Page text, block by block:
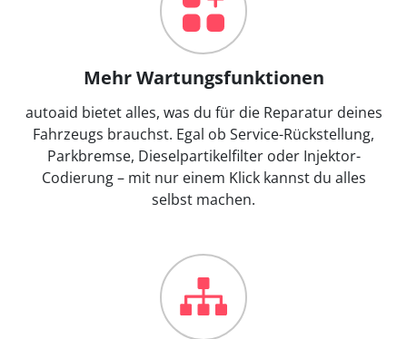
Mehr Wartungsfunktionen
autoaid bietet alles, was du für die Reparatur deines
Fahrzeugs brauchst. Egal ob Service-Rückstellung,
Parkbremse, Dieselpartikelfilter oder Injektor-
Codierung – mit nur einem Klick kannst du alles
selbst machen.